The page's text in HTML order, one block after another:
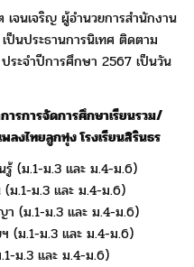
เจนเจริญผู้อำนวยการสำนักงาน
เป็นประธานการนิเทศ ติดตาม
ระจำปีการศึกษา 2567 เป็นวัน
รการจัดการศึกษาเรียนรวม/
ลงไทยลูกทุ่ง โรงเรียนสิรินธร
รู้ (ม.1-ม.3 และ ม.4-ม.6)
(ม.1-ม.3 และ ม.4-ม.6)
(ม.1-ม.3 และ ม.4-ม.6)
(ม.1-ม.3 และ ม.4-ม.6)
ม.3 และ ม.4-ม.6)